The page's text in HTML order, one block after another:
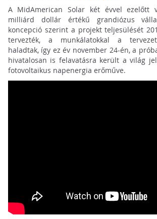
A MidAmerican Solar két évvel ezelőtt
milliárd dollár értékű grandiózus
koncepció szerint a projekt teljesülését
tervezték, a munkálatokkal a
haladtak, így ez év november 24-én, a
hivatalosan is felavatásra került a világ
fotovoltaikus napenergia erőműve.